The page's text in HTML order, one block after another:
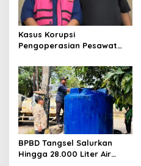
Kasus Korupsi
Pengoperasian Pesawat
Development Ditetapkan
Tersangka
BPBD Tangsel Salurkan
Hingga 28.000 Liter Air